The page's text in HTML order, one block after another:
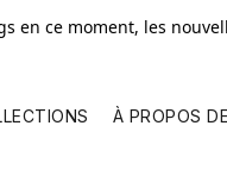
en ce moment, les
À PROPOS